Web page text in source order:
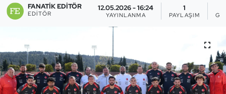
FANATIK EDITÖR
EDITÖR
12.05.2026 - 16:24
YAYINLANMA
1
PAYLAŞIM
Briç
Buz Pateni
Çim Hokeyi